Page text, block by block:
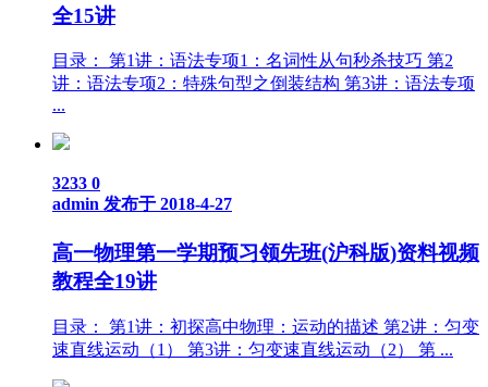
全15讲
目录： 第1讲：语法专项1：名词性从句秒杀技巧 第2
讲：语法专项2：特殊句型之倒装结构 第3讲：语法专项
...
3233 0
admin 发布于 2018-4-27
高一物理第一学期预习领先班(沪科版)资料视频
教程全19讲
目录： 第1讲：初探高中物理：运动的描述 第2讲：匀变
速直线运动（1） 第3讲：匀变速直线运动（2） 第 ...